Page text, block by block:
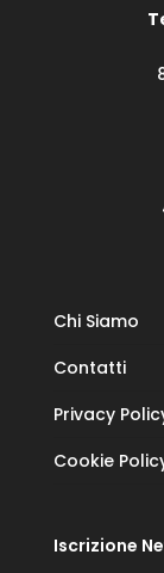
Chi Siamo
Contatti
Privacy
Cookie
Iscrizione